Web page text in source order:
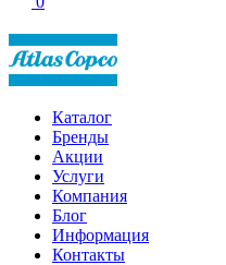
Каталог
Бренды
Акции
Услуги
Компания
Блог
Информация
Контакты